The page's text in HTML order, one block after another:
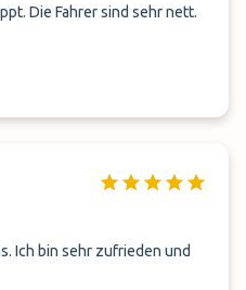
Die Fahrer sind sehr nett.
Ich bin sehr zufrieden und